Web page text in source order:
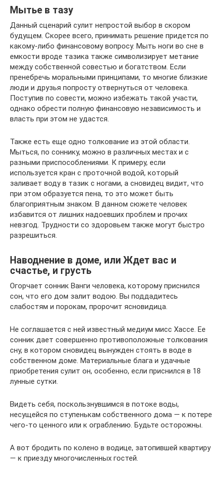
Мытье в тазу
Данный сценарий сулит непростой выбор в скором
будущем. Скорее всего, принимать решение придется по
какому-либо финансовому вопросу. Мыть ноги во сне в
емкости вроде тазика также символизирует метание
между собственной совестью и богатством. Если
пренебречь моральными принципами, то многие близкие
люди и друзья попросту отвернуться от человека.
Поступив по совести, можно избежать такой участи,
однако обрести полную финансовую независимость и
власть при этом не удастся.
Также есть еще одно толкование из этой области.
Мыться, по соннику, можно в различных местах и с
разными приспособлениями. К примеру, если
используется кран с проточной водой, который
заливает воду в тазик с ногами, а сновидец видит, что
при этом образуется пена, то это может быть
благоприятным знаком. В данном сюжете человек
избавится от лишних надоевших проблем и прочих
невзгод. Трудности со здоровьем также могут быстро
разрешиться.
Наводнение в доме, или Ждет вас и
счастье, и грусть
Огорчает сонник Ванги человека, которому приснился
сон, что его дом залит водою. Вы поддадитесь
слабостям и порокам, пророчит ясновидица.
Не соглашается с ней известный медиум мисс Хассе. Ее
сонник дает совершенно противоположные толкования
сну, в котором сновидец вынужден стоять в воде в
собственном доме. Материальные блага и удачные
приобретения сулит он, особенно, если приснился в 18
лунные сутки.
Видеть себя, поскользнувшимся в потоке воды,
несущейся по ступенькам собственного дома — к потере
чего-то ценного или к ограблению. Будьте осторожны.
А вот бродить по колено в водице, затопившей квартиру
— к приезду многочисленных гостей.